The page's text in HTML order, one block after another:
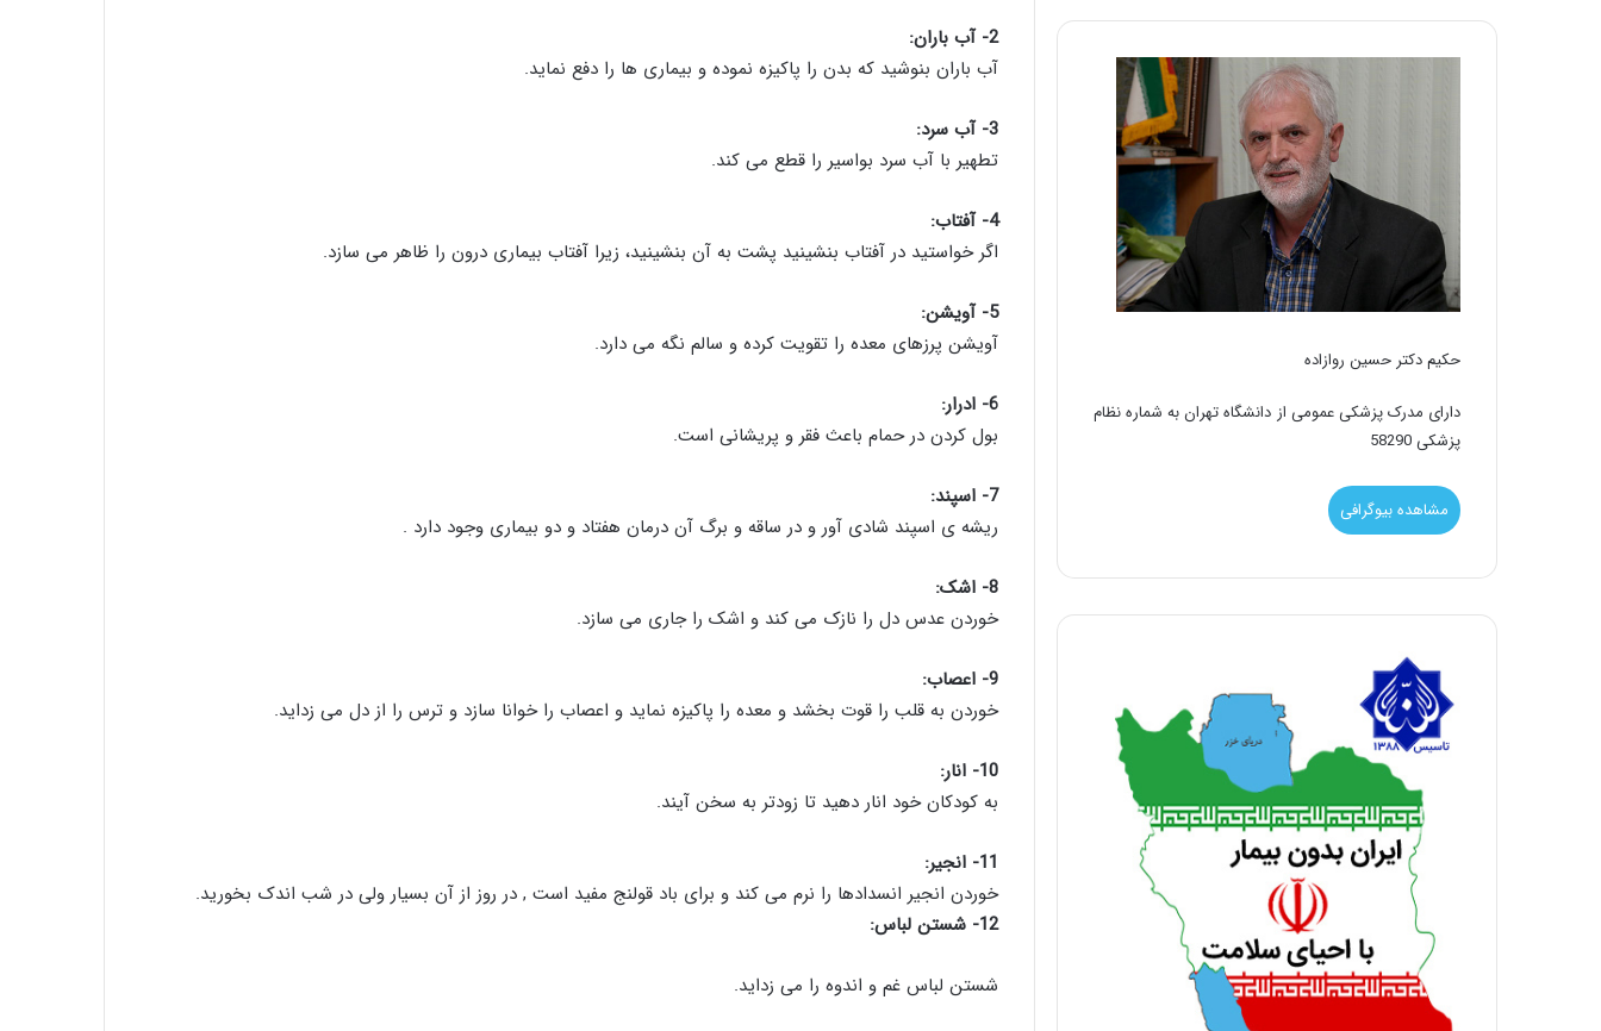
2- آب باران:
آب باران بنوشید که بدن را پاکیزه نموده و بیماری ها را دفع نماید.
3- آب سرد:
تطهیر با آب سرد بواسیر را قطع می کند.
4- آفتاب:
اگر خواستید در آفتاب بنشینید پشت به آن بنشینید، زیرا آفتاب بیماری درون را ظاهر می سازد.
5- آویشن:
آویشن پرزهای معده را تقویت کرده و سالم نگه می دارد.
6- ادرار:
بول کردن در حمام باعث فقر و پریشانی است.
7- اسپند:
ریشه ی اسپند شادی آور و در ساقه و برگ آن درمان هفتاد و دو بیماری وجود دارد .
8- اشک:
خوردن عدس دل را نازک می کند و اشک را جاری می سازد.
9- اعصاب:
خوردن به قلب را قوت بخشد و معده را پاکیزه نماید و اعصاب را خوانا سازد و ترس را از دل می زداید.
10- انار:
به کودکان خود انار دهید تا زودتر به سخن آیند.
11- انجیر:
خوردن انجیر انسدادها را نرم می کند و برای باد قولنج مفید است , در روز از آن بسیار ولی در شب اندک بخورید.
12- شستن لباس:
شستن لباس غم و اندوه را می زداید.
حکیم دکتر حسین روازاده
دارای مدرک پزشکی عمومی از دانشگاه تهران به شماره نظام
پزشکی 58290
مشاهده بیوگرافی